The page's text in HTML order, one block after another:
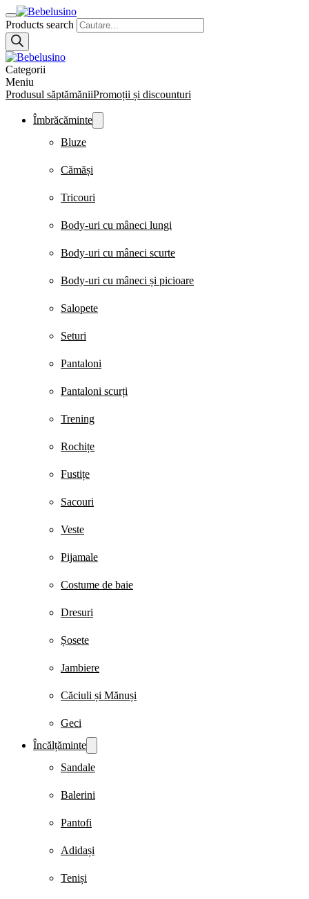
Products search
Categorii
Meniu
Produsul săptămăniiPromoții și discounturi
Îmbrăcăminte
Bluze
Cămăși
Tricouri
Body-uri cu mâneci lungi
Body-uri cu mâneci scurte
Body-uri cu mâneci și picioare
Salopete
Seturi
Pantaloni
Pantaloni scurți
Trening
Rochițe
Fustițe
Sacouri
Veste
Pijamale
Costume de baie
Dresuri
Șosete
Jambiere
Căciuli și Mănuși
Geci
Încălțăminte
Sandale
Balerini
Pantofi
Adidași
Teniși